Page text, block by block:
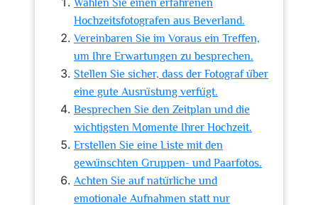
Wählen Sie einen erfahrenen
Hochzeitsfotografen aus Beverland.
Vereinbaren Sie im Voraus ein Treffen,
um Ihre Erwartungen zu besprechen.
Stellen Sie sicher, dass der Fotograf über
eine gute Ausrüstung verfügt.
Besprechen Sie den Zeitplan und die
wichtigsten Momente Ihrer Hochzeit.
Erstellen Sie eine Liste mit den
gewünschten Gruppen- und Paarfotos.
Achten Sie auf natürliche und
emotionale Aufnahmen statt nur